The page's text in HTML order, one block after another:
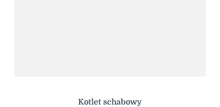
Kotlet schabowy